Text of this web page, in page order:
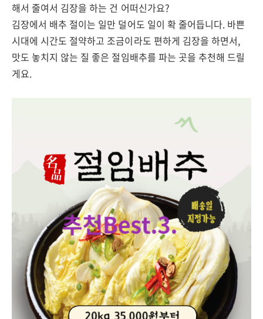
해서 줄여서 김장을 하는 건 어떠신가요?
김장에서 배추 절이는 일만 덜어도 일이 확 줄어듭니다. 바쁜
시대에 시간도 절약하고 조금이라도 편하게 김장을 하면서,
맛도 놓치지 않는 질 좋은 절임배추를 파는 곳을 추천해 드릴
게요.